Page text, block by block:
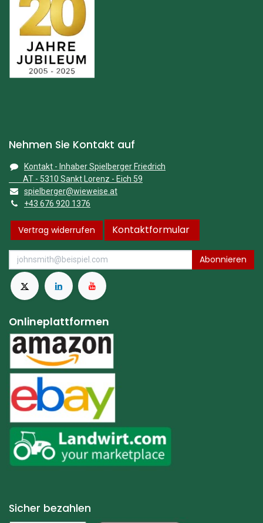
Nehmen Sie Kontakt auf
Kontakt - Inhaber Spielberger Friedrich
AT - 5310 Sankt Lorenz - Eich 59
spielberger@wieweise.at
+43 676 920 1376
Vertrag widerrufen Kontaktformular
Abonnieren
Onlineplattformen
Sicher bezahlen